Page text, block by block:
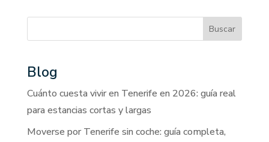
Buscar
Blog
Cuánto cuesta vivir en Tenerife en 2026: guía real
para estancias cortas y largas
Moverse por Tenerife sin coche: guía completa,